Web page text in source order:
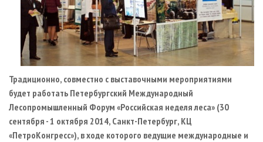
Традиционно, совместно с выставочными мероприятиями
будет работать Петербургский Международный
Лесопромышленный Форум «Российская неделя леса» (30
сентября - 1 октября 2014, Санкт-Петербург, КЦ
«ПетроКонгресс»), в ходе которого ведущие международные и